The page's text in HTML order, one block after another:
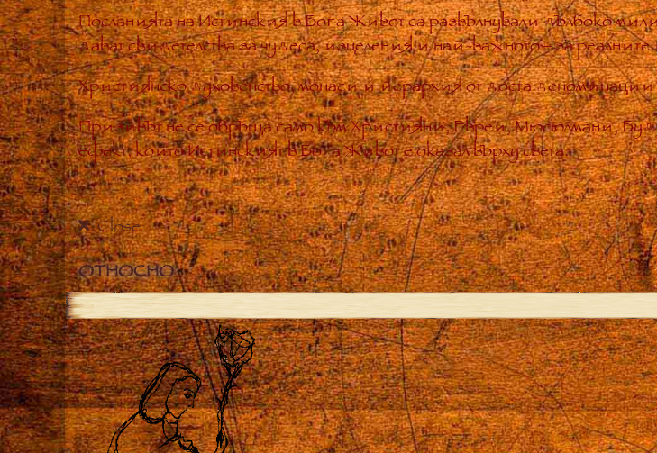
Посланията на Истинския в Бога Живот са развълнували дълбоко
дават свидетелства за чудеса, изцеления и най-важното – за
Християнско духовенство, монаси и йерархия от доста
Призивът не се обръща само към Християни, Евреи, Мюсюлмани,
ефект, който Истинският в Бога Живот е оказал върху света.
Close
ОТНОСНО